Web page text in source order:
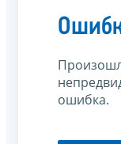
ошибка.